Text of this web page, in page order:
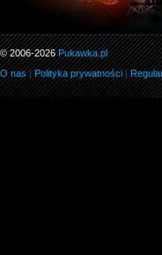
© 2006-2026Pukawka.pl
O nas|Polityka prywatności|